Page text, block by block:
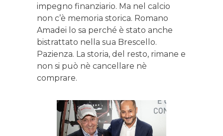
impegno finanziario. Ma nel calcio
non c’è memoria storica. Romano
Amadei lo sa perché è stato anche
bistrattato nella sua Brescello.
Pazienza. La storia, del resto, rimane e
non si può nè cancellare nè
comprare.